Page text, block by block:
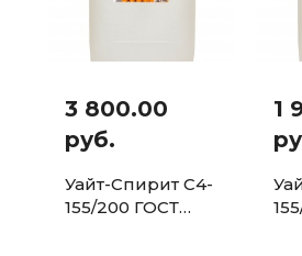
3 800.00
руб.
Уайт-Спирит С4-
155/200 ГОСТ
1